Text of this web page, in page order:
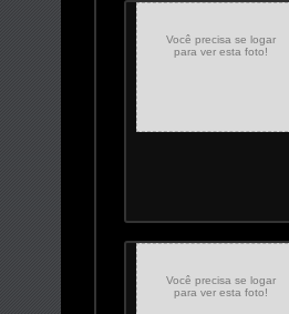
Você precisa se logar
para ver esta foto!
Você precisa se logar
para ver esta foto!